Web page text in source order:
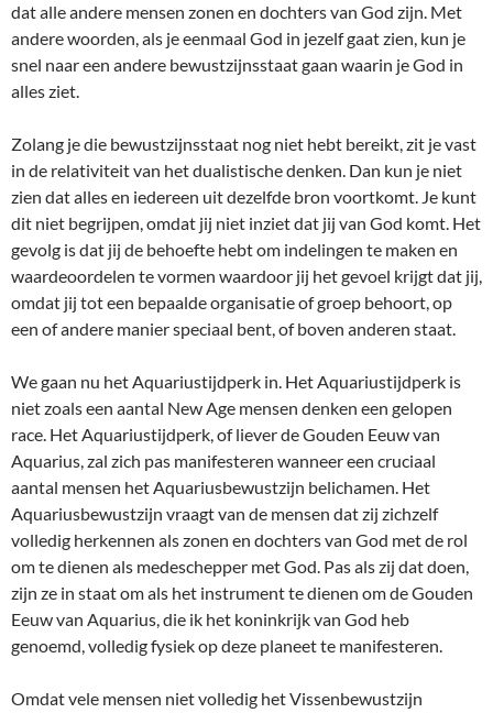
dat alle andere mensen zonen en dochters van God zijn. Met
andere woorden, als je eenmaal God in jezelf gaat zien, kun je
snel naar een andere bewustzijnsstaat gaan waarin je God in
alles ziet.
Zolang je die bewustzijnsstaat nog niet hebt bereikt, zit je vast
in de relativiteit van het dualistische denken. Dan kun je niet
zien dat alles en iedereen uit dezelfde bron voortkomt. Je kunt
dit niet begrijpen, omdat jij niet inziet dat jij van God komt. Het
gevolg is dat jij de behoefte hebt om indelingen te maken en
waardeoordelen te vormen waardoor jij het gevoel krijgt dat jij,
omdat jij tot een bepaalde organisatie of groep behoort, op
een of andere manier speciaal bent, of boven anderen staat.
We gaan nu het Aquariustijdperk in. Het Aquariustijdperk is
niet zoals een aantal New Age mensen denken een gelopen
race. Het Aquariustijdperk, of liever de Gouden Eeuw van
Aquarius, zal zich pas manifesteren wanneer een cruciaal
aantal mensen het Aquariusbewustzijn belichamen. Het
Aquariusbewustzijn vraagt van de mensen dat zij zichzelf
volledig herkennen als zonen en dochters van God met de rol
om te dienen als medeschepper met God. Pas als zij dat doen,
zijn ze in staat om als het instrument te dienen om de Gouden
Eeuw van Aquarius, die ik het koninkrijk van God heb
genoemd, volledig fysiek op deze planeet te manifesteren.
Omdat vele mensen niet volledig het Vissenbewustzijn